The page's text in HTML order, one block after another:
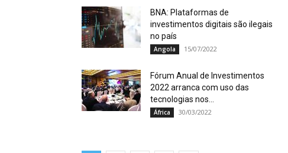
BNA: Plataformas de
investimentos digitais são ilegais
no país
Angola 15/07/2022
Fórum Anual de Investimentos
2022 arranca com uso das
tecnologias nos...
África 30/03/2022